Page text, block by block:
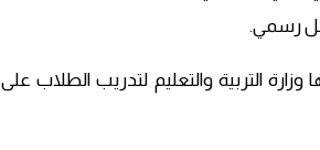
رسمي.
وزارة التربية والتعليم لتدريب الطلاب على